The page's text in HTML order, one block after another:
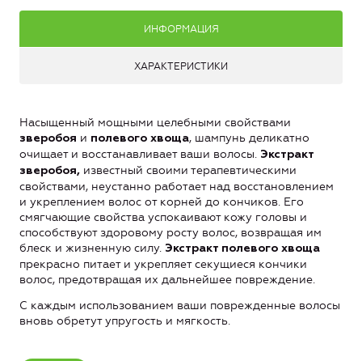
ИНФОРМАЦИЯ
ХАРАКТЕРИСТИКИ
Насыщенный мощными целебными свойствами
зверобоя и полевого хвоща, шампунь деликатно
очищает и восстанавливает ваши волосы. Экстракт
зверобоя, известный своими терапевтическими
свойствами, неустанно работает над восстановлением
и укреплением волос от корней до кончиков. Его
смягчающие свойства успокаивают кожу головы и
способствуют здоровому росту волос, возвращая им
блеск и жизненную силу. Экстракт полевого хвоща
прекрасно питает и укрепляет секущиеся кончики
волос, предотвращая их дальнейшее повреждение.
С каждым использованием ваши поврежденные волосы
вновь обретут упругость и мягкость.